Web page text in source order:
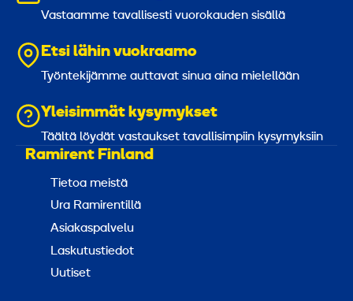
Vastaamme tavallisesti vuorokauden sisällä
Etsi lähin vuokraamo
Työntekijämme auttavat sinua aina mielellään
Yleisimmät kysymykset
Täältä löydät vastaukset tavallisimpiin kysymyksiin
Ramirent Finland
Tietoa meistä
Ura Ramirentillä
Asiakaspalvelu
Laskutustiedot
Uutiset